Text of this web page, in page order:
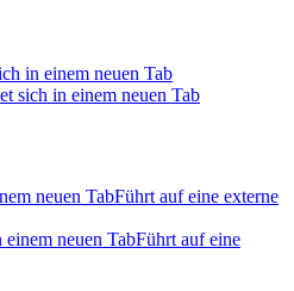
in einem neuen Tab
sich in einem neuen Tab
neuen TabFührt auf eine externe
neuen TabFührt auf eine